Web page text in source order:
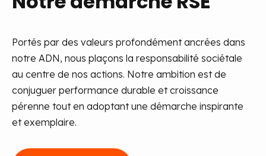
Portés par des valeurs profondément ancrées dans
notre ADN, nous plaçons la responsabilité sociétale
au centre de nos actions. Notre ambition est de
conjuguer performance durable et croissance
pérenne tout en adoptant une démarche inspirante
et exemplaire.